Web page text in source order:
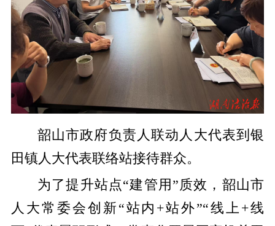
韶山市政府负责人联动人大代表到银
田镇人大代表联络站接待群众。
为了提升站点“建管用”质效，韶山市
人大常委会创新“站内+站外”“线上+线